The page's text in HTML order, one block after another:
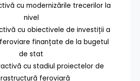
cu modernizările trecerilor la
nivel
cu obiectivele de investiții a
finanțate de la bugetul
de stat
cu stadiul proiectelor de
feroviară